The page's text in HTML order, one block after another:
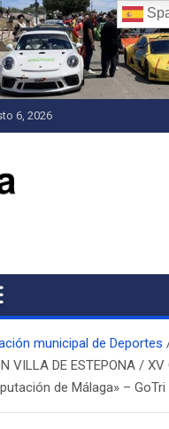
6, 2026
municipal de Deportes
VILLA DE ESTEPONA /
de Málaga» – GoTri